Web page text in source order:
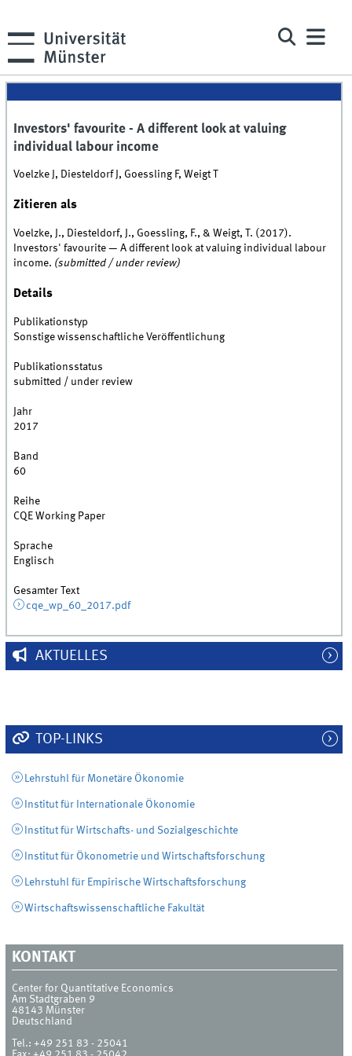
Investors' favourite - A different look at valuing
individual labour income
Voelzke J, Diesteldorf J, Goessling F, Weigt T
Zitieren als
Voelzke, J., Diesteldorf, J., Goessling, F., & Weigt, T. (2017).
Investors' favourite — A different look at valuing individual labour
income. (submitted / under review)
Details
Publikationstyp
Sonstige wissenschaftliche Veröffentlichung
Publikationsstatus
submitted / under review
Jahr
2017
Band
60
Reihe
CQE Working Paper
Sprache
Englisch
Gesamter Text
cqe_wp_60_2017.pdf
AKTUELLES
TOP-LINKS
Lehrstuhl für Monetäre Ökonomie
Institut für Internationale Ökonomie
Institut für Wirtschafts- und Sozialgeschichte
Institut für Ökonometrie und Wirtschaftsforschung
Lehrstuhl für Empirische Wirtschaftsforschung
Wirtschaftswissenschaftliche Fakultät
KONTAKT
Center for Quantitative Economics
Am Stadtgraben 9
48143 Münster
Deutschland
Tel.:+49 251 83 - 25041